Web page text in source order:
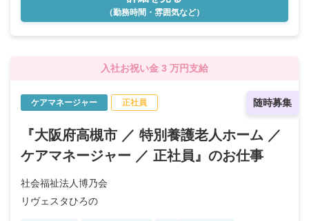
（勤務時間・雰囲気など）
入社お祝い金 3 万円支給
随時募集
ケアマネージャー 正社員
『大阪府高槻市 ／ 特別養護老人ホーム ／
ケアマネージャー ／ 正社員』のお仕事
社会福祉法人博乃会
リヴェスタひろの